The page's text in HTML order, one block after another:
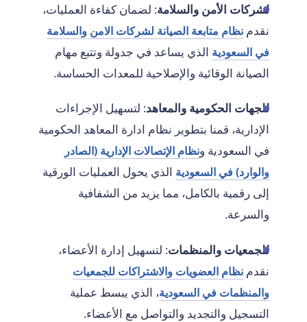
لشركات الأمن والسلامة: لضمان كفاءة العمليات،
نقدمنظام متابعة الصيانة لشركات الامن والسلامة
في السعودية الذي يساعد في جدولة وتتبع مهام
الصيانة الوقائية والإصلاحية للمعدات الحساسة.
للجهات الحكومية والمعاهد: لتسهيل الإجراءات
الإدارية، قمنا بتطوير نظام ادارة المعاهد الحكومية
في السعودية ونظام الإتصالات الإدارية (الصادر
والوارد) في السعودية الذي يحول العمليات الورقية
إلى رقمية بالكامل، مما يزيد من الشفافية
والسرعة.
للجمعيات والمنظمات: لتسهيل إدارة الأعضاء،
نقدمنظام العضويات والاشتراكات للجمعيات
والمنظمات في السعودية، الذي يبسط عملية
التسجيل والتجديد والتواصل مع الأعضاء.